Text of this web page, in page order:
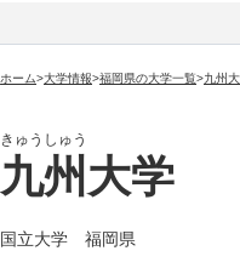
ホーム>大学情報>福岡県の大学一覧>九州
きゅうしゅう
九州大学
国立大学 福岡県